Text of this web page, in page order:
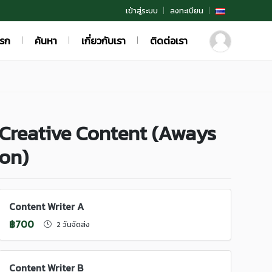
เข้าสู่ระบบ ลงทะเบียน
ก ค้นหา เกี่ยวกับเรา ติดต่อเรา
Content (Aways
Content Writer A
฿700
2 วันจัดส่ง
Content Writer B